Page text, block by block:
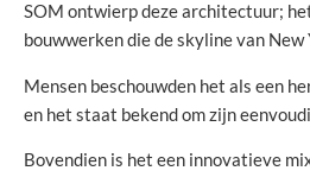
SOM ontwierp deze architectuur;
bouwwerken die de skyline van New
Mensen beschouwden het als een
en het staat bekend om zijn
Bovendien is het een innovatieve